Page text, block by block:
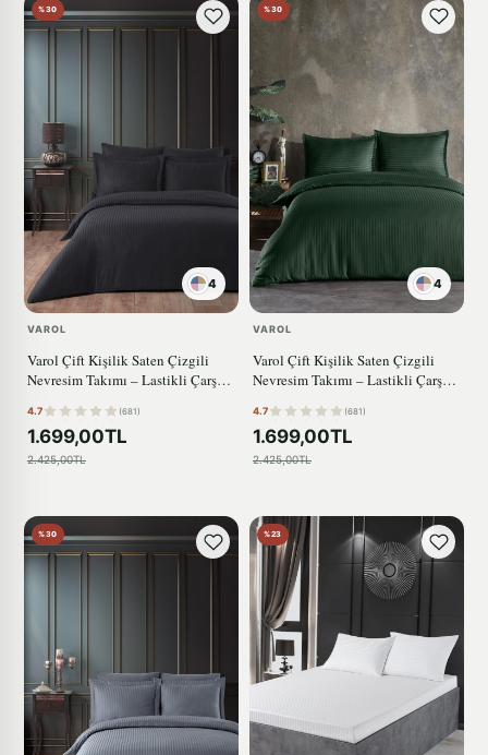
%30
4
VAROL
Varol Çift Kişilik Saten Çizgili
Nevresim Takımı – Lastikli Çarşaf,
4.7 (681)
1.699,00TL
2.425,00TL
%30
4
VAROL
Varol Çift Kişilik Saten Çizgili
Nevresim Takımı – Lastikli Çarşaf,
4.7 (681)
1.699,00TL
2.425,00TL
%30 %23